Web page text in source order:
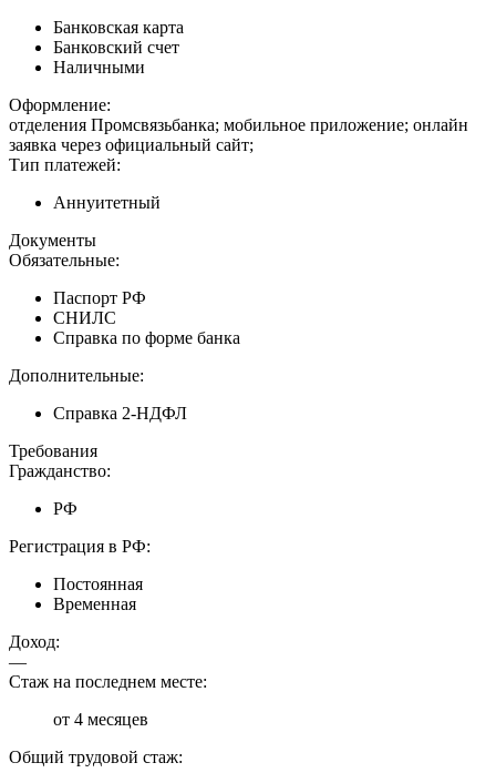
Банковская карта
Банковский счет
Наличными
Оформление:
отделения Промсвязьбанка; мобильное приложение; онлайн
заявка через официальный сайт;
Тип платежей:
Аннуитетный
Документы
Обязательные:
Паспорт РФ
СНИЛС
Справка по форме банка
Дополнительные:
Справка 2-НДФЛ
Требования
Гражданство:
РФ
Регистрация в РФ:
Постоянная
Временная
Доход:
—
Стаж на последнем месте:
от 4 месяцев
Общий трудовой стаж: